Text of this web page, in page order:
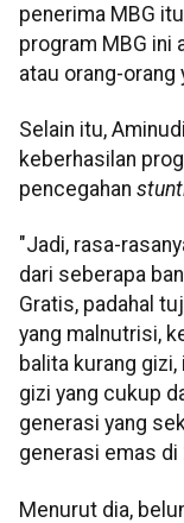
penerima MBG
program MBG ini
atau orang-orang
Selain itu,
keberhasilan
pencegahan
"Jadi, rasa-
dari seberapa
Gratis, padahal
yang malnutrisi,
balita kurang
gizi yang cukup
generasi yang
generasi emas di
Menurut dia,